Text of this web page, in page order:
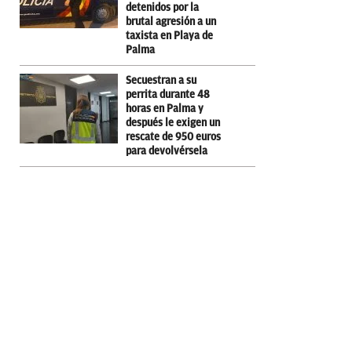
detenidos por la
brutal agresión a un
taxista en Playa de
Palma
Secuestran a su
perrita durante 48
horas en Palma y
después le exigen un
rescate de 950 euros
para devolvérsela